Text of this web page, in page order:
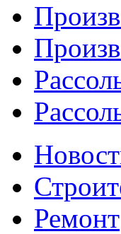
Ремонт